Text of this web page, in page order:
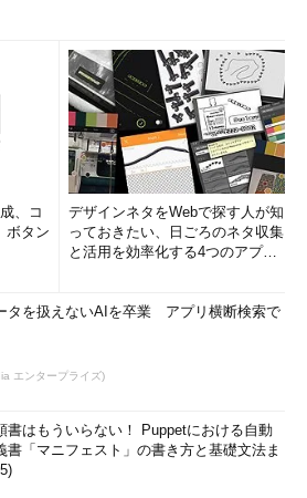
、コ
ボタン
デザインネタをWebで探す人が知
っておきたい、日ごろのネタ収集
と活用を効率化する4つのアプリ
タを扱えないAIを卒業 アプリ横断検索で
エンタープライズ)
書はもういらない！ Puppetにおける自動
書「マニフェスト」の書き方と基礎文法ま